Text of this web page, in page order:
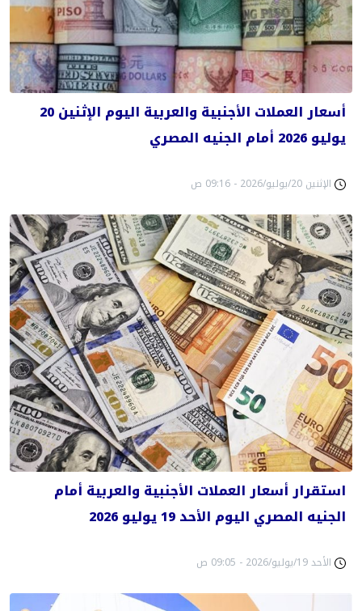
أسعار العملات الأجنبية والعربية اليوم الإثنين 20
يوليو 2026 أمام الجنيه المصري
الإثنين 20/يوليو/2026 - 09:16 ص
استقرار أسعار العملات الأجنبية والعربية أمام
الجنيه المصري اليوم الأحد 19 يوليو 2026
الأحد 19/يوليو/2026 - 09:05 ص